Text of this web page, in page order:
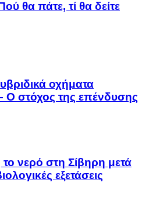
θα πάτε, τί θα δείτε
οχήματα
Ο στόχος της επένδυσης
νερό στη Σίβηρη μετά
εξετάσεις